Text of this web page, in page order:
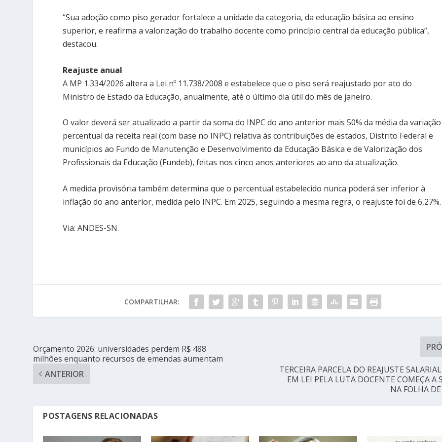
“Sua adoção como piso gerador fortalece a unidade da categoria, da educação básica ao ensino
superior, e reafirma a valorização do trabalho docente como princípio central da educação pública”,
destacou.
Reajuste anual
A MP 1.334/2026 altera a Lei nº 11.738/2008 e estabelece que o piso será reajustado por ato do
Ministro de Estado da Educação, anualmente, até o último dia útil do mês de janeiro.
O valor deverá ser atualizado a partir da soma do INPC do ano anterior mais 50% da média da variação
percentual da receita real (com base no INPC) relativa às contribuições de estados, Distrito Federal e
municípios ao Fundo de Manutenção e Desenvolvimento da Educação Básica e de Valorização dos
Profissionais da Educação (Fundeb), feitas nos cinco anos anteriores ao ano da atualização.
A medida provisória também determina que o percentual estabelecido nunca poderá ser inferior à
inflação do ano anterior, medida pelo INPC. Em 2025, seguindo a mesma regra, o reajuste foi de
Via: ANDES-SN.
COMPARTILHAR:
Orçamento 2026: universidades perdem R$ 488
milhões enquanto recursos de emendas aumentam
ANTERIOR
TERCEIRA PARCELA DO REAJUSTE
EM LEI PELA LUTA DOCENTE COMEÇA A
NA FOLHA
POSTAGENS RELACIONADAS